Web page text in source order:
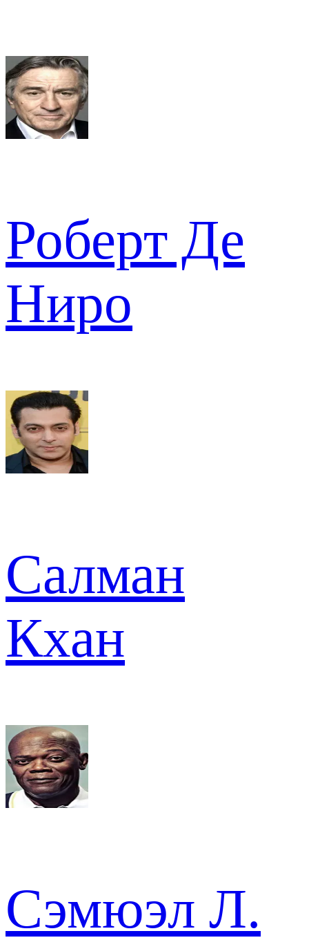
Роберт Де
Ниро
Салман
Кхан
Сэмюэл Л.